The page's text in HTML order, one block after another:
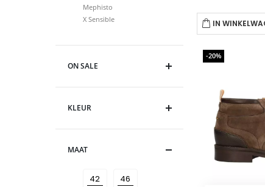
IN
-20%
Mephisto
X Sensible
ON SALE
KLEUR
MAAT
42 46